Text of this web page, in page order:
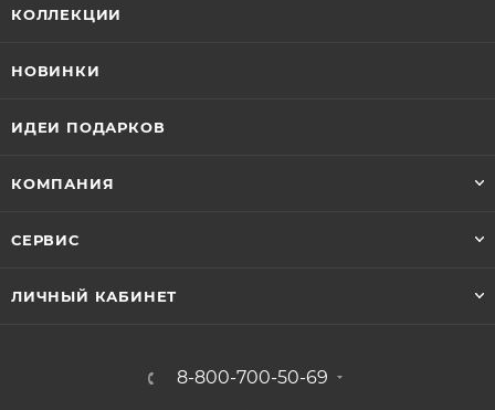
КОЛЛЕКЦИИ
НОВИНКИ
ИДЕИ ПОДАРКОВ
КОМПАНИЯ
СЕРВИС
ЛИЧНЫЙ КАБИНЕТ
8-800-700-50-69